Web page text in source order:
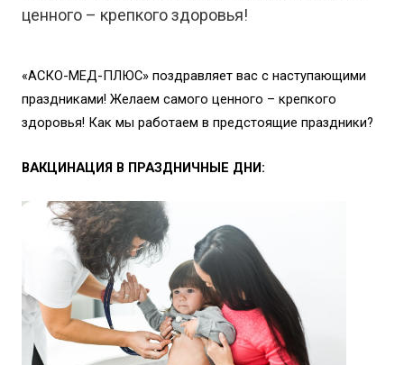
ценного – крепкого здоровья!
«АСКО-МЕД-ПЛЮС» поздравляет вас с наступающими
праздниками! Желаем самого ценного – крепкого
здоровья! Как мы работаем в предстоящие праздники?
ВАКЦИНАЦИЯ В ПРАЗДНИЧНЫЕ ДНИ: